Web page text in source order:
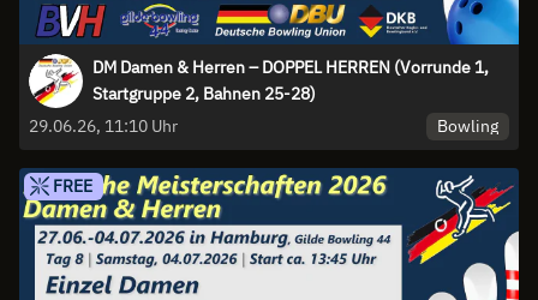
DM Damen & Herren – DOPPEL HERREN (Vorrunde 1,
Startgruppe 2, Bahnen 25-28)
29.06.26, 11:10 Uhr
Bowling
FREE